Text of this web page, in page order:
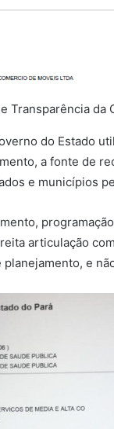
Transparência da
do Estado
a fonte de
e municípios
articulação
e